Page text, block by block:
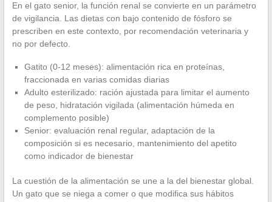
En el gato senior, la función renal se convierte en un parámetro
de vigilancia. Las dietas con bajo contenido de fósforo se
prescriben en este contexto, por recomendación veterinaria y
no por defecto.
Gatito (0-12 meses): alimentación rica en proteínas,
fraccionada en varias comidas diarias
Adulto esterilizado: ración ajustada para limitar el aumento
de peso, hidratación vigilada (alimentación húmeda en
complemento posible)
Senior: evaluación renal regular, adaptación de la
composición si es necesario, mantenimiento del apetito
como indicador de bienestar
La cuestión de la alimentación se une a la del bienestar global.
Un gato que se niega a comer o que modifica sus hábitos